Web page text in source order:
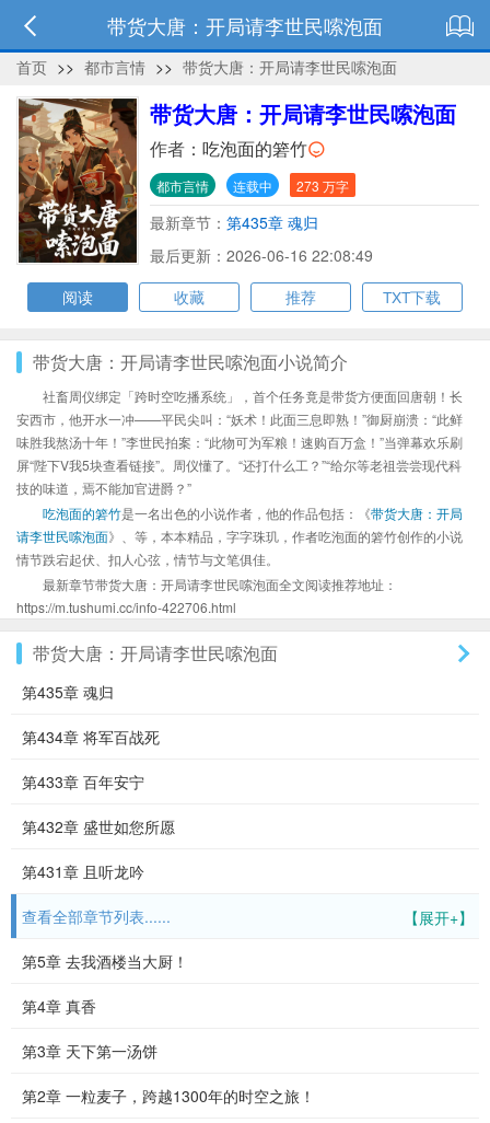
带货大唐：开局请李世民嗦泡面
首页 >> 都市言情 >> 带货大唐：开局请李世民嗦泡面
带货大唐：开局请李世民嗦泡面
作者： 吃泡面的箬竹
都市言情 连载中 273 万字
最新章节： 第435章 魂归
最后更新：2026-06-16 22:08:49
阅读
收藏 推荐 TXT下载
带货大唐：开局请李世民嗦泡面小说简介
社畜周仪绑定「跨时空吃播系统」，首个任务竟是带货方便面回唐朝！长
安西市，他开水一冲——平民尖叫：“妖术！此面三息即熟！”御厨崩溃：“此鲜
味胜我熬汤十年！”李世民拍案：“此物可为军粮！速购百万盒！”当弹幕欢乐刷
屏“陛下V我5块查看链接”。周仪懂了。“还打什么工？”“给尔等老祖尝尝现代科
技的味道，焉不能加官进爵？”
吃泡面的箬竹是一名出色的小说作者，他的作品包括：《带货大唐：开局
请李世民嗦泡面》、等，本本精品，字字珠玑，作者吃泡面的箬竹创作的小说
情节跌宕起伏、扣人心弦，情节与文笔俱佳。
最新章节带货大唐：开局请李世民嗦泡面全文阅读推荐地址：
https://m.tushumi.cc/info-422706.html
带货大唐：开局请李世民嗦泡面
第435章 魂归
第434章 将军百战死
第433章 百年安宁
第432章 盛世如您所愿
第431章 且听龙吟
【展开+】
查看全部章节列表......
第5章 去我酒楼当大厨！
第4章 真香
第3章 天下第一汤饼
第2章 一粒麦子，跨越1300年的时空之旅！